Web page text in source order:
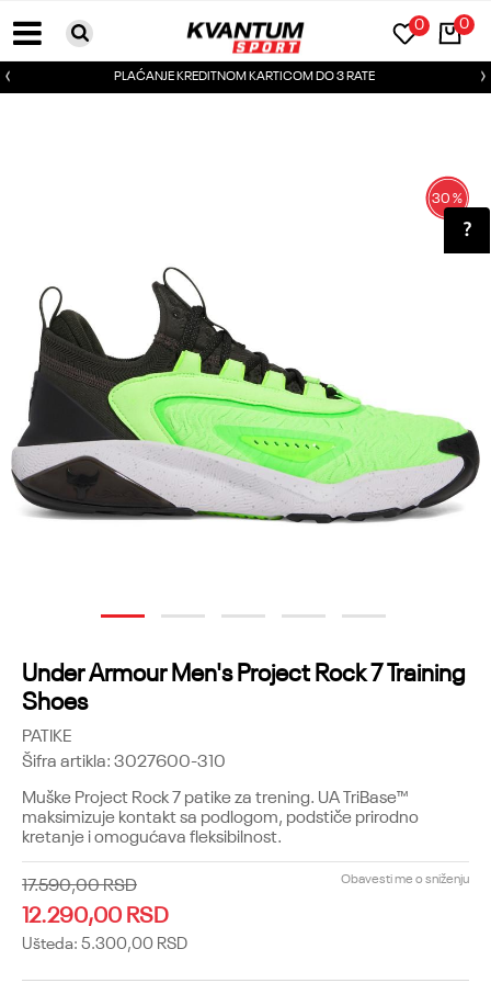
0
0
PLAĆANJE KREDITNOM KARTICOM DO 3 RATE
1 2 3 4 5
30%
Under Armour Men's Project Rock 7 Training
Shoes
PATIKE
Šifra artikla:3027600-310
Muške Project Rock 7 patike za trening. UA TriBase™
maksimizuje kontakt sa podlogom, podstiče prirodno
kretanje i omogućava fleksibilnost.
17.590,00RSD
12.290,00RSD
Ušteda: 5.300,00 RSD
Obavesti me o sniženju